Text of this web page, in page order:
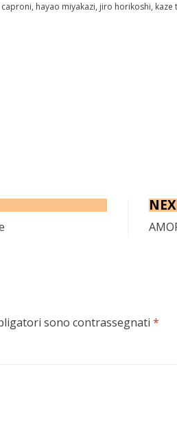
caproni, hayao miyakazi, jiro horikoshi, kaze
sono contrassegnati *